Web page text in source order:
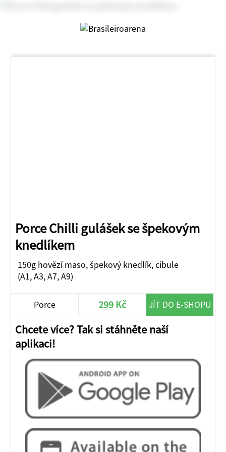
Porce Chilli gulášek se špekovým
knedlíkem
150g hovězí maso, špekový knedlík, cibule
(A1, A3, A7, A9)
Porce 299 Kč JÍT DO E-SHOPU
Chcete více? Tak si stáhněte naší
aplikaci!